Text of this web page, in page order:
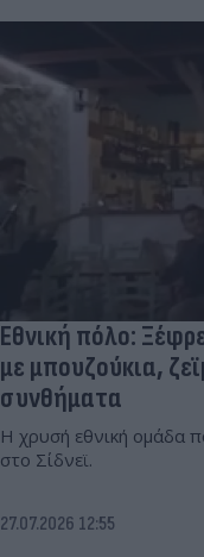
Εθνική πόλο:
με μπουζούκια,
συνθήματα
Η χρυσή εθνική ομάδα
στο Σίδνεϊ.
27.07.2026 12:55